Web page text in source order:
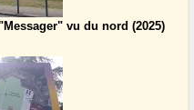
vu du nord (2025)